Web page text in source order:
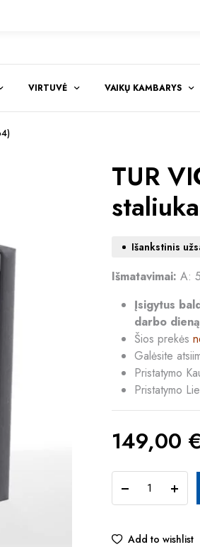
VIRTUVĖ VAIKŲ KAMBARYS
TUR
Išankstinis
Išmatavimai: A:
Įsigytus
darbo
Šios prekės
Galėsite
Pristatymo
Pristatymo
149,00 €
VICENZA
NOVA
staliukas
Add to wishlist